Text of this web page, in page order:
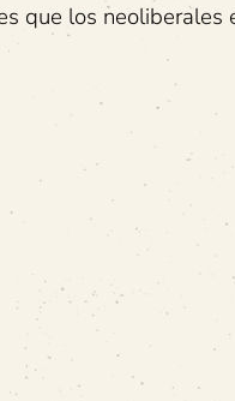
que los